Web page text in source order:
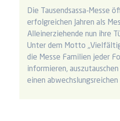
Die Tausendsassa-Messe
erfolgreichen Jahren als
Alleinerziehende nun ihre
Unter dem Motto
die Messe Familien jeder
informieren,
einen abwechslungsreichen